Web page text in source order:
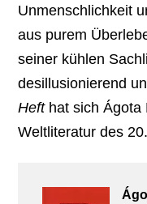
Unmenschlichkeit
aus purem
seiner kühlen
desillusionierend
Hefthat sich Ágota
Weltliteratur des